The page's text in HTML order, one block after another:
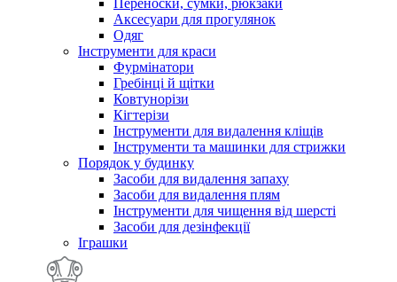
Переноски, сумки, рюкзаки
Аксесуари для прогулянок
Одяг
Інструменти для краси
Фурмінатори
Гребінці й щітки
Ковтунорізи
Кігтерізи
Інструменти для видалення кліщів
Інструменти та машинки для стрижки
Порядок у будинку
Засоби для видалення запаху
Засоби для видалення плям
Інструменти для чищення від шерсті
Засоби для дезінфекції
Іграшки